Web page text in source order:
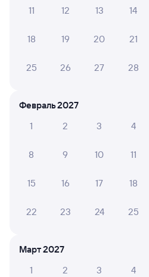
может измениться. На сайте
о покупке билетов РЖД
На этом направлении ходит 0
Билеты РЖД
Инструкция по приобретению
Обратные билеты из
Другие авиарейсы из
11 12 13 14
18 19 20 21
25 26 27 28
Февраль 2027
1
2 3 4
8 9 10 11
15 16 17 18
22 23 24 25
Март 2027
1
2 3 4